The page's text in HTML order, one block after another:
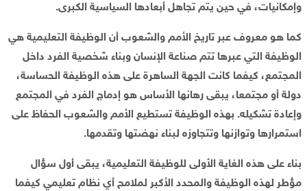
وإمكانيات، في حين يتم تجاهل أبعادها السياسية الكبرى.
كما هو معروف عبر تاريخ الأمم والشعوب أن الوظيفة التعليمية هي
الوظيفة التي عبرها تتم صناعة الإنسان وبناء شخصية الفرد داخل
المجتمع، كيفما كانت الجهة الساهرة على هذه الوظيفة الحساسة،
دولة أو مجتمعا، يبقى رهانها الأساس هو إدماج الفرد في المجتمع
وإعادة تشكيله. بهذه الوظيفة تستطيع الأمم والشعوب الحفاظ على
استمرارها وتوازنها وتتجاوزه لبناء نهضتها وتقدمها.
بناء على هذه الغاية الأولى للوظيفة التعليمية، يبقى أول سؤال
مؤطر لهذه الوظيفة والمحدد الأكبر لملامح أي نظام تعليمي كيفما